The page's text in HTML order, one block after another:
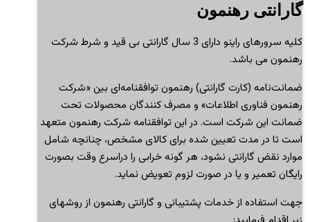
گارانتی رهنمون
کلیه سرورهای راینو دارای 3 سال گارانتی بی قید و شرط شرکت
رهنمون می باشد.
ضمانت‌نامه (کارت گارانتی) رهنمون توافقنامه‌ای بین «شرکت
رهنمون فناوری اطلاعات» و مصرف کنندگان محصولات تحت
ضمانت این شرکت است. در این توافقنامه شرکت رهنمون متعهد
است تا در مدت تعیین شده برای کالای مشخص، چنانچه شامل
موارد نقض گارانتی نشود، هر گونه خرابی را دراسرع وقت بصورت
رایگان تعمیر و یا در صورت لزوم تعویض نماید.
جهت استفاده از خدمات پشتیبانی و گارانتی رهنمون از روشهای